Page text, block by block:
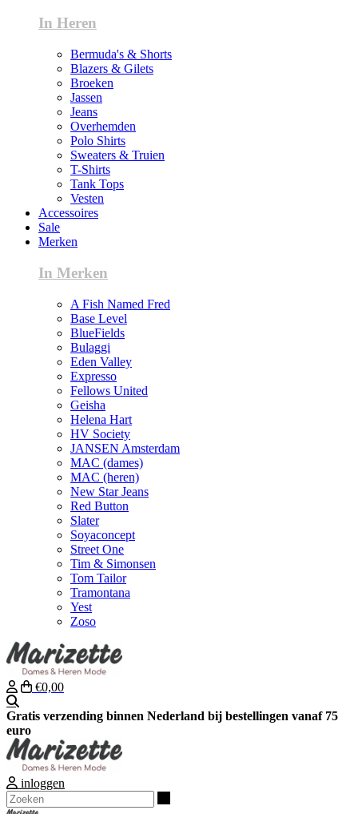
In Heren
Bermuda's & Shorts
Blazers & Gilets
Broeken
Jassen
Jeans
Overhemden
Polo Shirts
Sweaters & Truien
T-Shirts
Tank Tops
Vesten
Accessoires
Sale
Merken
In Merken
A Fish Named Fred
Base Level
BlueFields
Bulaggi
Eden Valley
Expresso
Fellows United
Geisha
Helena Hart
HV Society
JANSEN Amsterdam
MAC (dames)
MAC (heren)
New Star Jeans
Red Button
Slater
Soyaconcept
Street One
Tim & Simonsen
Tom Tailor
Tramontana
Yest
Zoso
€0,00
Gratis verzending binnen Nederland bij bestellingen vanaf 75
euro
inloggen